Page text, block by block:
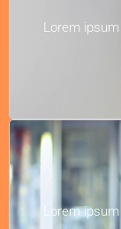
Lorem
Lorem